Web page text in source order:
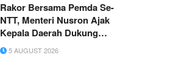
Olahan Kentang Bergizi
Rakor Bersama Pemda Se-
NTT, Menteri Nusron Ajak
Kepala Daerah Dukung
Transformasi Layanan
Pertanahan
5 AUGUST 2026